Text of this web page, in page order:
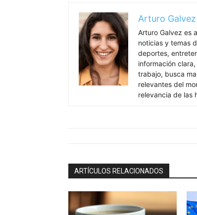
Arturo Galvez
Arturo Galvez es
noticias y temas
deportes,
información
trabajo, busca
relevantes del
relevancia de las
ARTÍCULOS RELACIONADOS